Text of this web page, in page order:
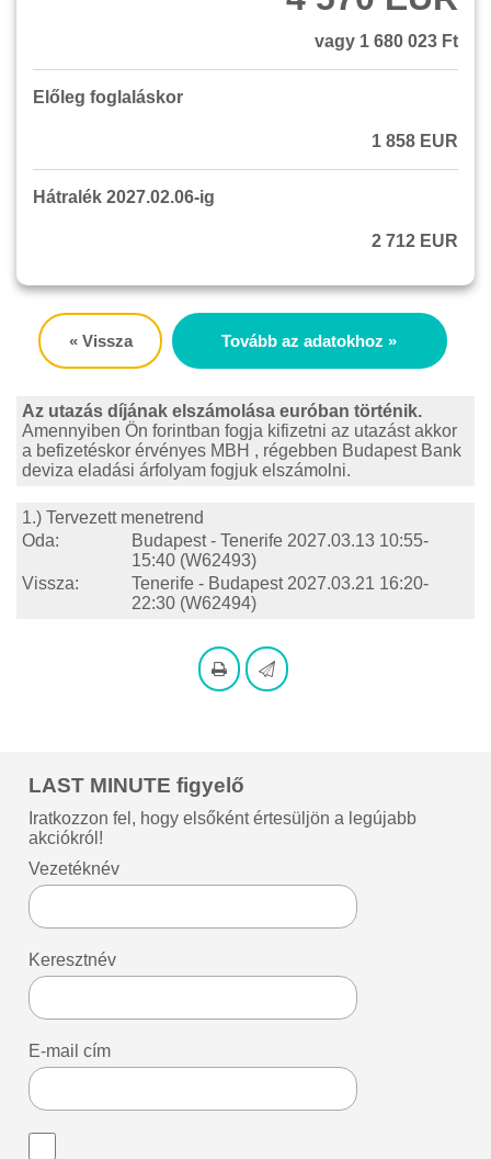
vagy 1 680 023 Ft
Előleg foglaláskor
1 858 EUR
Hátralék 2027.02.06-ig
2 712 EUR
« Vissza Tovább az adatokhoz »
Az utazás díjának elszámolása euróban történik.
Amennyiben Ön forintban fogja kifizetni az utazást akkor
a befizetéskor érvényes MBH , régebben Budapest Bank
deviza eladási árfolyam fogjuk elszámolni.
1.) Tervezett menetrend
Oda:
Budapest - Tenerife 2027.03.13 10:55-
15:40 (W62493)
Vissza:
Tenerife - Budapest 2027.03.21 16:20-
22:30 (W62494)
LAST MINUTE figyelő
Iratkozzon fel, hogy elsőként értesüljön a legújabb
akciókról!
Vezetéknév
Keresztnév
E-mail cím